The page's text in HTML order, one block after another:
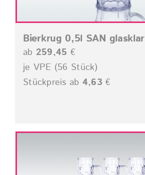
Bierkrug 0,5l SAN glasklar
ab 259,45 €
je VPE (56 Stück)
Stückpreis ab 4,63 €